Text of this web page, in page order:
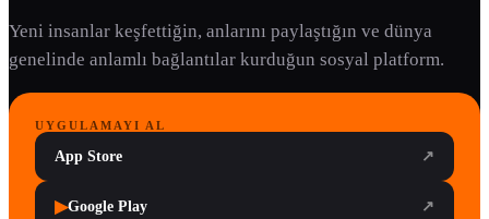
Yeni insanlar keşfettiğin, anlarını paylaştığın ve dünya
genelinde anlamlı bağlantılar kurduğun sosyal platform.
UYGULAMAYI AL
App Store ↗
▶Google Play ↗